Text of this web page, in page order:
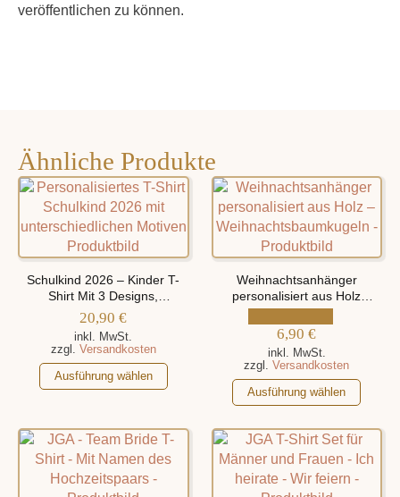
veröffentlichen zu können.
Ähnliche Produkte
Schulkind 2026 – Kinder T-
Shirt Mit 3 Designs,
Personalisiert mit Namen
20,90€
inkl. MwSt.
zzgl. Versandkosten
Ausführung wählen
Dieses
Produkt
mehrere
Varianten
auf.
Weihnachtsanhänger
personalisiert aus Holz
„Weihnachtsbaumkugeln“
6,90€
inkl. MwSt.
zzgl.Versandkosten
Ausführung wählen
Dieses
Produkt
weist
mehrere
Varianten
auf.